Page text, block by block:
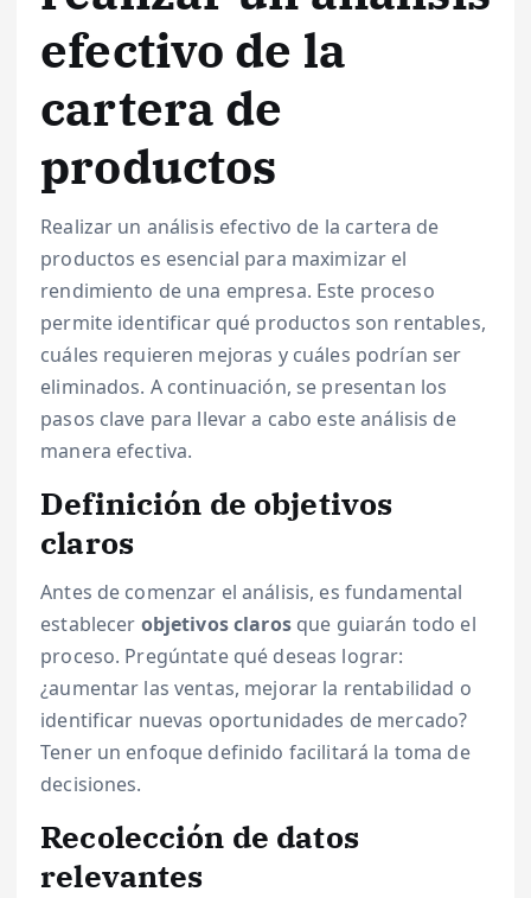
efectivo de la
cartera de
productos
Realizar un análisis efectivo de la cartera de
productos es esencial para maximizar el
rendimiento de una empresa. Este proceso
permite identificar qué productos son rentables,
cuáles requieren mejoras y cuáles podrían ser
eliminados. A continuación, se presentan los
pasos clave para llevar a cabo este análisis de
manera efectiva.
Definición de objetivos
claros
Antes de comenzar el análisis, es fundamental
establecer objetivos clarosque guiarán todo el
proceso. Pregúntate qué deseas lograr:
¿aumentar las ventas, mejorar la rentabilidad o
identificar nuevas oportunidades de mercado?
Tener un enfoque definido facilitará la toma de
decisiones.
Recolección de datos
relevantes